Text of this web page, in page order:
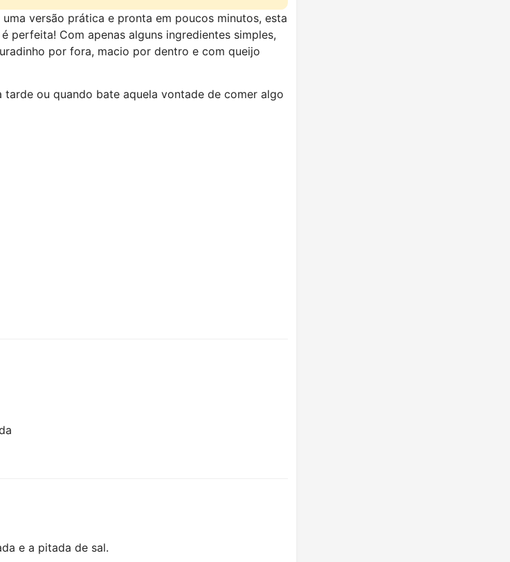
versão prática e pronta em poucos minutos, esta
é perfeita! Com apenas alguns ingredientes simples,
por fora, macio por dentro e com queijo
tarde ou quando bate aquela vontade de comer algo
e a pitada de sal.